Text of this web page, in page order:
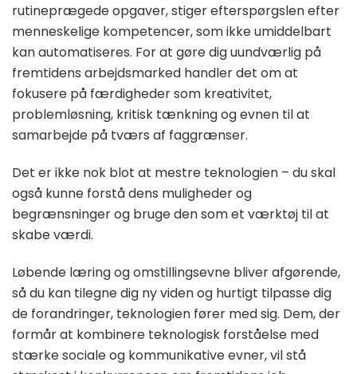
rutineprægede opgaver, stiger efterspørgslen efter
menneskelige kompetencer, som ikke umiddelbart
kan automatiseres. For at gøre dig uundværlig på
fremtidens arbejdsmarked handler det om at
fokusere på færdigheder som kreativitet,
problemløsning, kritisk tænkning og evnen til at
samarbejde på tværs af faggrænser.
Det er ikke nok blot at mestre teknologien – du skal
også kunne forstå dens muligheder og
begrænsninger og bruge den som et værktøj til at
skabe værdi.
Løbende læring og omstillingsevne bliver afgørende,
så du kan tilegne dig ny viden og hurtigt tilpasse dig
de forandringer, teknologien fører med sig. Dem, der
formår at kombinere teknologisk forståelse med
stærke sociale og kommunikative evner, vil stå